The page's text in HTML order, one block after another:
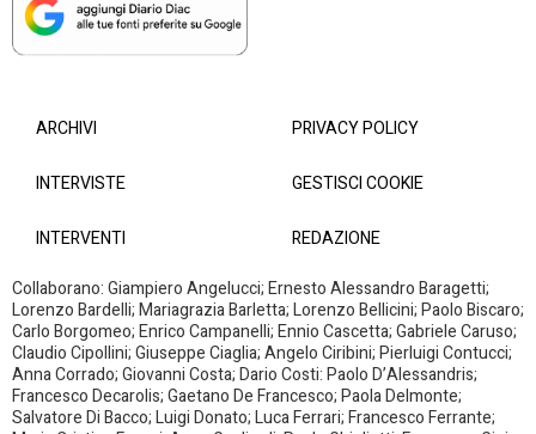
ARCHIVI
INTERVISTE
INTERVENTI
PRIVACY POLICY
GESTISCI COOKIE
REDAZIONE
Collaborano: Giampiero Angelucci; Ernesto Alessandro Baragetti;
Lorenzo Bardelli; Mariagrazia Barletta; Lorenzo Bellicini; Paolo Biscaro;
Carlo Borgomeo; Enrico Campanelli; Ennio Cascetta; Gabriele Caruso;
Claudio Cipollini; Giuseppe Ciaglia; Angelo Ciribini; Pierluigi Contucci;
Anna Corrado; Giovanni Costa; Dario Costi: Paolo D’Alessandris;
Francesco Decarolis; Gaetano De Francesco; Paola Delmonte;
Salvatore Di Bacco; Luigi Donato; Luca Ferrari; Francesco Ferrante;